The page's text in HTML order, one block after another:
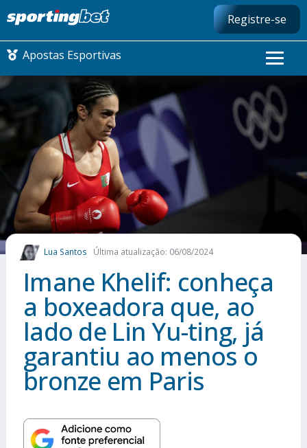
Registre-se
Apostas Esportivas
CONMEBOL LIBERTADORES
FUTEBOL NACIONAL
FUTEBOL INTERNACIONAL
COMO APOSTAR
MAIS ESPORTES
Lua Santos Última atualização: 06/08/2024
Imane Khelif: conheça
a boxeadora que, ao
lado de Lin Yu-ting, já
garantiu ao menos o
bronze em Paris